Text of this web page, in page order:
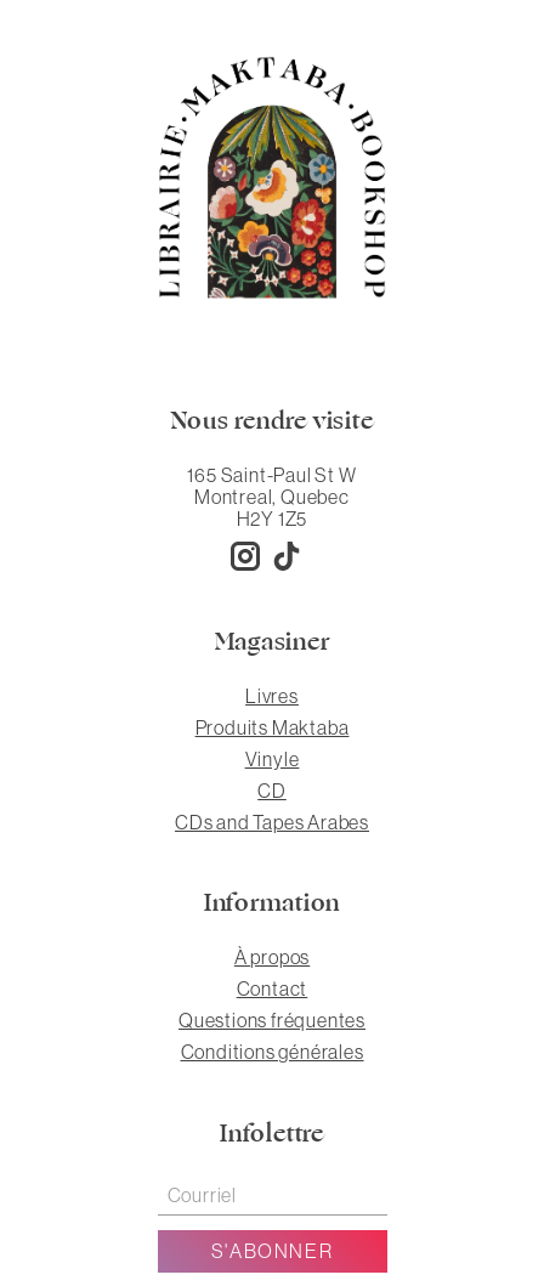
Nous rendre visite
165 Saint-Paul St W
Montreal, Quebec
H2Y 1Z5
Magasiner
Livres
Produits Maktaba
Vinyle
CD
CDs and Tapes Arabes
Information
À propos
Contact
Questions fréquentes
Conditions générales
Infolettre